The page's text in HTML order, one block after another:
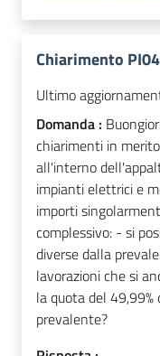
Chiarimento
Ultimo
Domanda :
chiarimenti in
all'interno
impianti elettrici e
importi
complessivo: - si
diverse dalla
lavorazioni che si
la quota del
prevalente?